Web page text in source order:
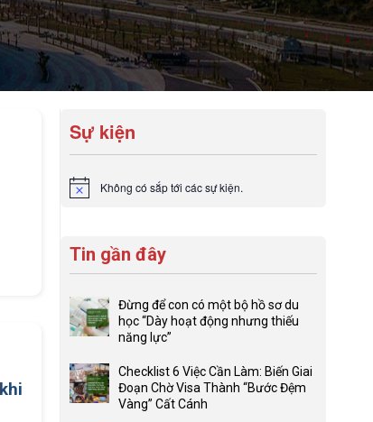
Sự kiện
Notice Không có sắp tới các sự kiện.
Tin gần đây
Đừng để con có một bộ hồ sơ du
học “Dày hoạt động nhưng thiếu
năng lực”
có
bình
luận
Checklist 6 Việc Cần Làm: Biến Giai
Đoạn Chờ Visa Thành “Bước Đệm
Vàng” Cất Cánh